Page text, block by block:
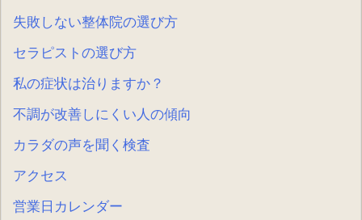
失敗しない整体院の選び方
セラピストの選び方
私の症状は治りますか？
不調が改善しにくい人の傾向
カラダの声を聞く検査
アクセス
営業日カレンダー